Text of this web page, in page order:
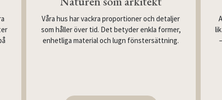
Våra hus har vackra proportioner och detaljer
som håller över tid. Det betyder enkla former,
enhetliga material och lugn fönstersättning.